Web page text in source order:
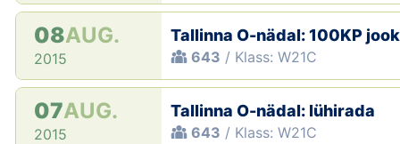
08AUG.
2015
Tallinna O-nädal: 100KP
643 / Klass: W21C
07AUG.
2015
Tallinna O-nädal: lühirada
643 / Klass: W21C